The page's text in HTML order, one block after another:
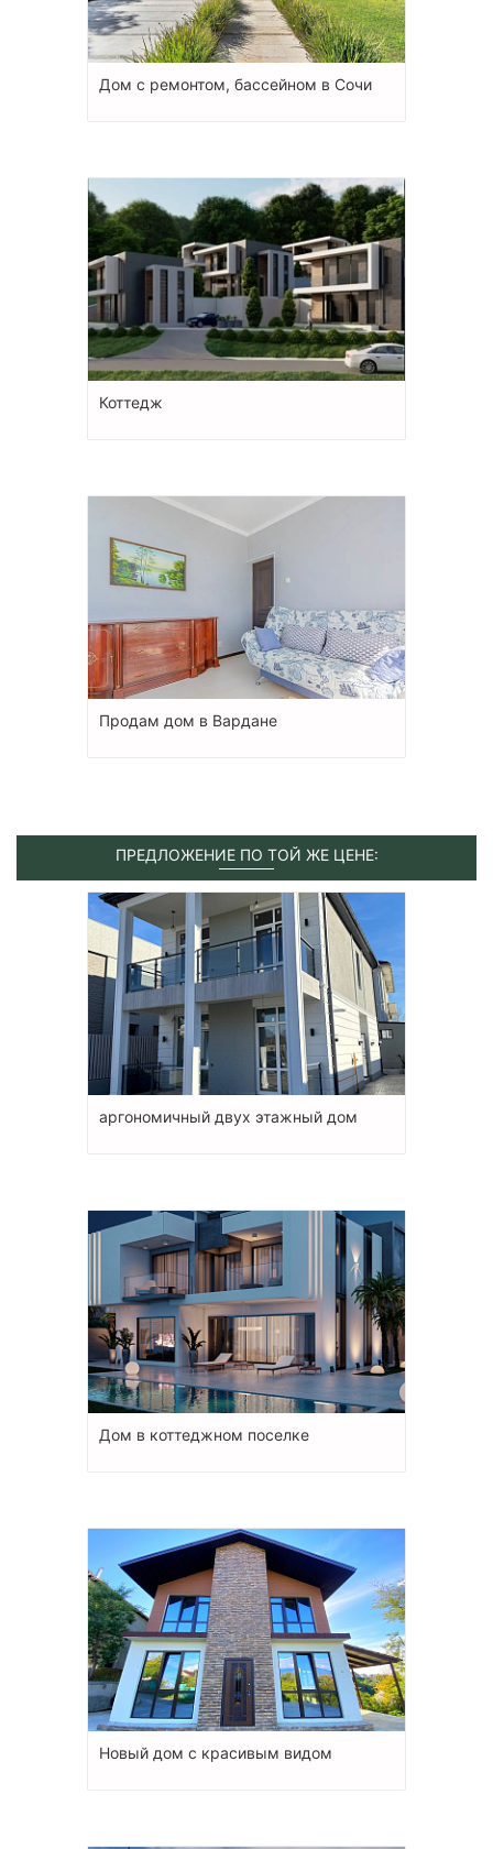
Дом с ремонтом, бассейном в Сочи
Коттедж
Продам дом в Вардане
ПРЕДЛОЖЕНИЕ ПО ТОЙ ЖЕ ЦЕНЕ:
аргономичный двух этажный дом
Дом в коттеджном поселке
Новый дом с красивым видом